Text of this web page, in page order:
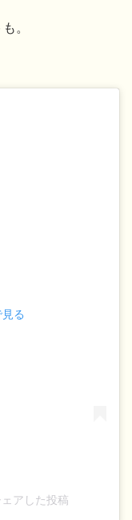
。
る
アした投稿